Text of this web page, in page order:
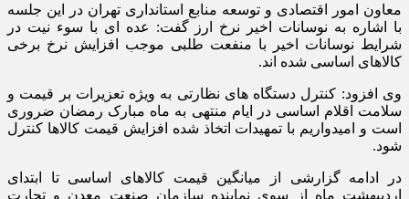
معاون امور اقتصادی و توسعه منابع استانداری تهران در این جلسه
با اشاره به نوسانات اخیر نرخ ارز گفت: عده ای با سوء نیت در
شرایط نوسانات اخیر با منفعت طلبی موجب افزایش نرخ برخی
کالاهای اساسی شده اند.
وی افزود: کنترل دستگاه های نظارتی به ویژه تعزیرات بر قیمت و
سلامت اقلام اساسی در ایام منتهی به ماه مبارک رمضان ضروری
است و امیدواریم با تمهیدات اتخاذ شده افزایش قیمت کالاها کنترل
شود.
در ادامه گزارشی از میانگین قیمت کالاهای اساسی تا ابتدای
اردیبهشت ماه از سوی نماینده سازمان صنعت معدن و تجارت